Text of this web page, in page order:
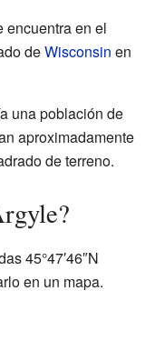
encuentra en el
deWisconsin en
una población de
aproximadamente
de terreno.
45°47′46″N
en un mapa.